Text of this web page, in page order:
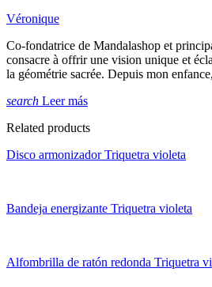
Véronique
Co-fondatrice de Mandalashop et
consacre à offrir une vision unique et
la géométrie sacrée. Depuis mon
search Leer más
Related products
Disco armonizador Triquetra violeta
Bandeja energizante Triquetra violeta
Alfombrilla de ratón redonda Triquetra